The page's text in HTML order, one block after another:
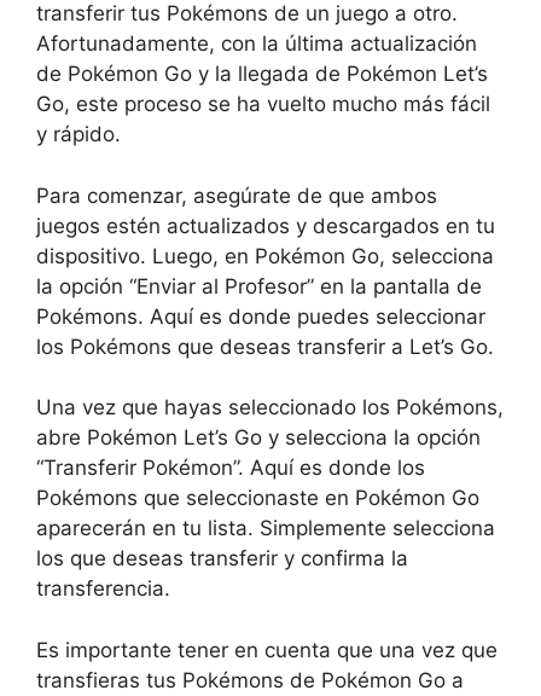
transferir tus Pokémons de un juego a otro.
Afortunadamente, con la última actualización
de Pokémon Go y la llegada de Pokémon Let’s
Go, este proceso se ha vuelto mucho más fácil
y rápido.
Para comenzar, asegúrate de que ambos
juegos estén actualizados y descargados en tu
dispositivo. Luego, en Pokémon Go, selecciona
la opción “Enviar al Profesor” en la pantalla de
Pokémons. Aquí es donde puedes seleccionar
los Pokémons que deseas transferir a Let’s Go.
Una vez que hayas seleccionado los Pokémons,
abre Pokémon Let’s Go y selecciona la opción
“Transferir Pokémon”. Aquí es donde los
Pokémons que seleccionaste en Pokémon Go
aparecerán en tu lista. Simplemente selecciona
los que deseas transferir y confirma la
transferencia.
Es importante tener en cuenta que una vez que
transfieras tus Pokémons de Pokémon Go a